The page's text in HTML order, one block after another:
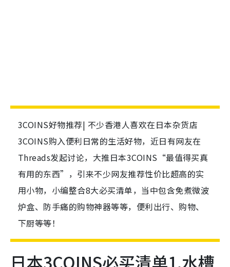
3COINS好物推荐| 不少香港人喜欢在日本杂货店
3COINS购入便利日常的生活好物，近日有网友在
Threads发起讨论，大推日本3COINS“最值得买真
有用的东西”，引来不少网友推荐性价比超高的实
用小物，小编整合8大必买清单，当中包含免煮微波
炉盒、防手痛的购物神器等等，便利出行、购物、
下厨等等！
日本3COINS必买清单1.水槽